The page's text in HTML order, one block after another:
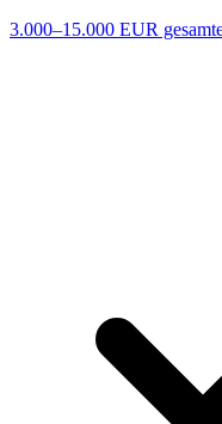
3.000–15.000 EUR